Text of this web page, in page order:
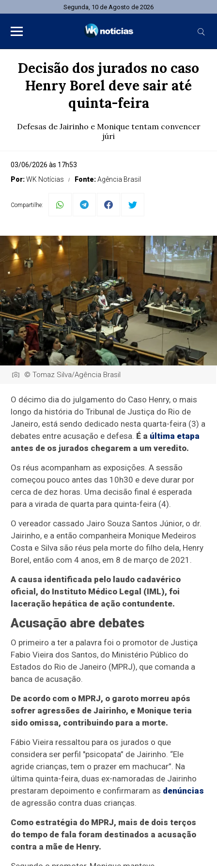
Segunda, 10 de Agosto de 2026
Decisão dos jurados no caso
Henry Borel deve sair até
quinta-feira
Defesas de Jairinho e Monique tentam convencer
júri
03/06/2026 às 17h53
Por:WK Notícias Fonte:Agência Brasil
Compartilhe:
© Tomaz Silva/Agência Brasil
O décimo dia do julgamento do Caso Henry, o mais
longo da história do Tribunal de Justiça do Rio de
Janeiro, está sendo dedicado nesta quarta-feira (3) a
debates entre acusação e defesa. É a última etapa
antes de os jurados chegarem a um veredito.
Os réus acompanham as exposições. A sessão
começou pouco antes das 10h30 e deve durar por
cerca de dez horas. Uma decisão final é esperada
para a virada de quarta para quinta-feira (4).
O vereador cassado Jairo Souza Santos Júnior, o dr.
Jairinho, e a então companheira Monique Medeiros
Costa e Silva são réus pela morte do filho dela, Henry
Borel, então com 4 anos, em 8 de março de 2021.
A causa identificada pelo laudo cadavérico
oficial, do Instituto Médico Legal (IML), foi
laceração hepática de ação contundente.
Acusação abre debates
O primeiro a ter a palavra foi o promotor de Justiça
Fabio Vieira dos Santos, do Ministério Público do
Estados do Rio de Janeiro (MPRJ), que comanda a
banca de acusação.
De acordo com o MPRJ, o garoto morreu após
sofrer agressões de Jairinho, e Monique teria
sido omissa, contribuindo para a morte.
Fábio Vieira ressaltou para os jurados o que
considera ser perfil "psicopata” de Jairinho. “Ele
agride crianças, tem o prazer em machucar”. Na
última quinta-feira, duas ex-namoradas de Jairinho
prestaram depoimento e confirmaram as denúncias
de agressão contra duas crianças.
Como estratégia do MPRJ, mais de dois terços
do tempo de fala foram destinados a acusação
contra a mãe de Henry.